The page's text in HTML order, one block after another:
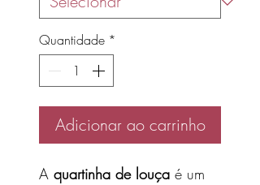
Quantidade *
Adicionar ao carrinho
A quartinha de louça é um